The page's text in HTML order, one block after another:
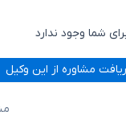
شما وجود ندارد
مشاوره از این وکیل